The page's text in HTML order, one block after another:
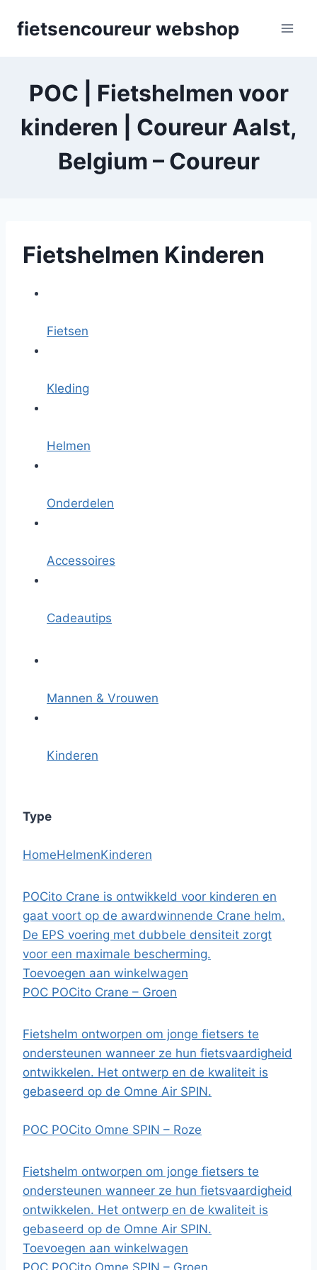
fietsencoureur webshop
POC | Fietshelmen voor
kinderen | Coureur Aalst,
Belgium – Coureur
Fietshelmen Kinderen
Fietsen
Kleding
Helmen
Onderdelen
Accessoires
Cadeautips
Mannen & Vrouwen
Kinderen
Type
HomeHelmenKinderen
POCito Crane is ontwikkeld voor kinderen en
gaat voort op de awardwinnende Crane helm.
De EPS voering met dubbele densiteit zorgt
voor een maximale bescherming.
Toevoegen aan winkelwagen
POC POCito Crane – Groen
Fietshelm ontworpen om jonge fietsers te
ondersteunen wanneer ze hun fietsvaardigheid
ontwikkelen. Het ontwerp en de kwaliteit is
gebaseerd op de Omne Air SPIN.
POC POCito Omne SPIN – Roze
Fietshelm ontworpen om jonge fietsers te
ondersteunen wanneer ze hun fietsvaardigheid
ontwikkelen. Het ontwerp en de kwaliteit is
gebaseerd op de Omne Air SPIN.
Toevoegen aan winkelwagen
POC POCito Omne SPIN – Groen